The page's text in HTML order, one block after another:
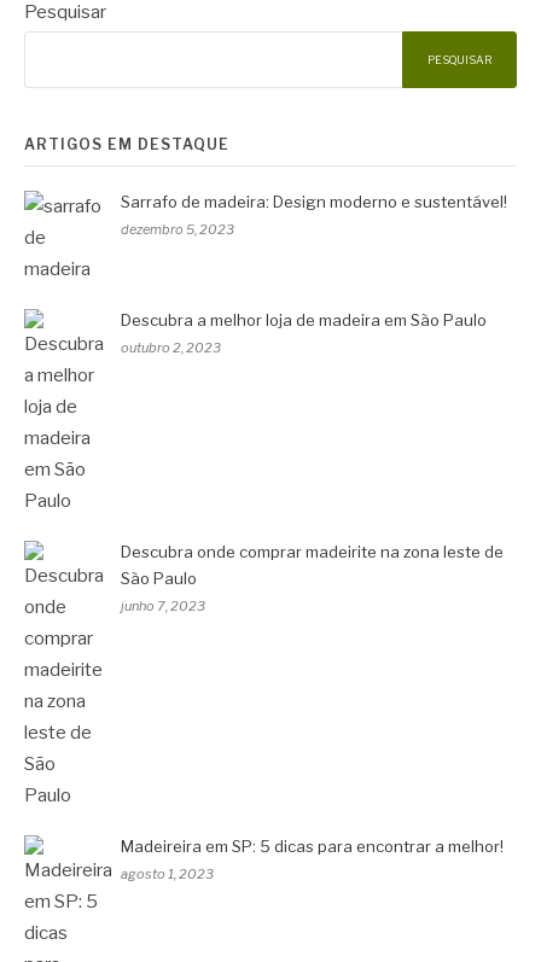
Pesquisar
PESQUISAR
ARTIGOS EM DESTAQUE
Sarrafo de madeira: Design moderno e sustentável!
dezembro 5, 2023
Descubra a melhor loja de madeira em São Paulo
outubro 2, 2023
Descubra onde comprar madeirite na zona leste de
São Paulo
junho 7, 2023
Madeireira em SP: 5 dicas para encontrar a melhor!
agosto 1, 2023